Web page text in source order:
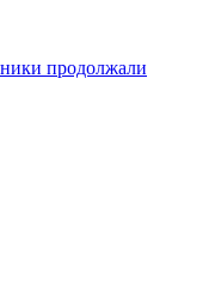
продолжали